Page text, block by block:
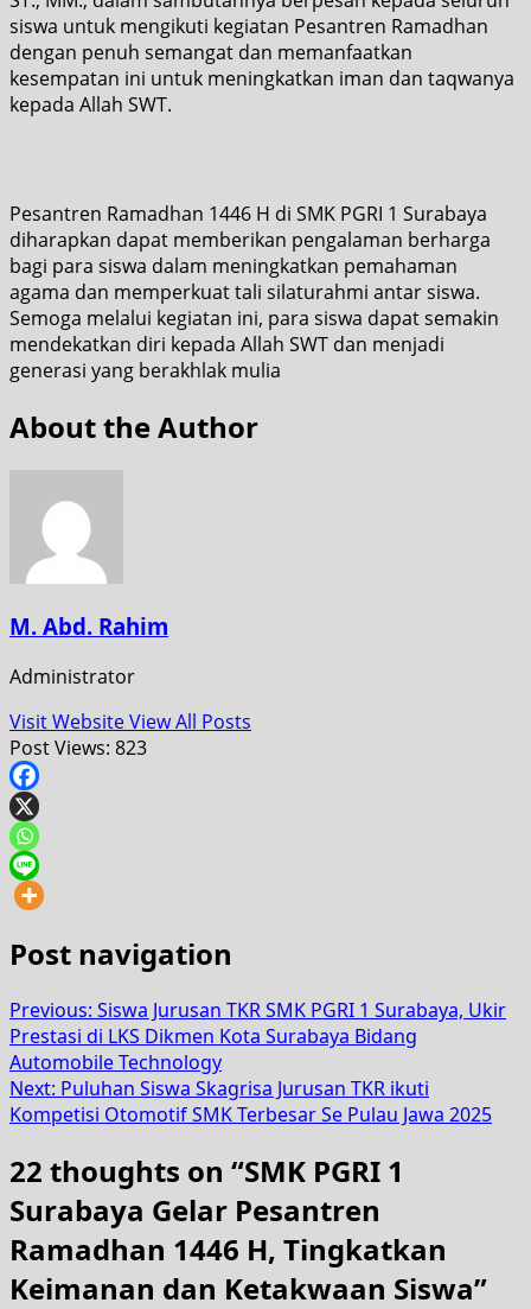
siswa untuk mengikuti kegiatan Pesantren Ramadhan
dengan penuh semangat dan memanfaatkan
kesempatan ini untuk meningkatkan iman dan taqwanya
kepada Allah SWT.
Pesantren Ramadhan 1446 H di SMK PGRI 1 Surabaya
diharapkan dapat memberikan pengalaman berharga
bagi para siswa dalam meningkatkan pemahaman
agama dan memperkuat tali silaturahmi antar siswa.
Semoga melalui kegiatan ini, para siswa dapat semakin
mendekatkan diri kepada Allah SWT dan menjadi
generasi yang berakhlak mulia
About the Author
M. Abd. Rahim
Administrator
Visit WebsiteView All Posts
Post Views: 823
Post navigation
Previous: Siswa Jurusan TKR SMK PGRI 1 Surabaya, Ukir
Prestasi di LKS Dikmen Kota Surabaya Bidang
Automobile Technology
Next: Puluhan Siswa Skagrisa Jurusan TKR ikuti
Kompetisi Otomotif SMK Terbesar Se Pulau Jawa 2025
22 thoughts on “SMK PGRI 1
Surabaya Gelar Pesantren
Ramadhan 1446 H, Tingkatkan
Keimanan dan Ketakwaan Siswa”